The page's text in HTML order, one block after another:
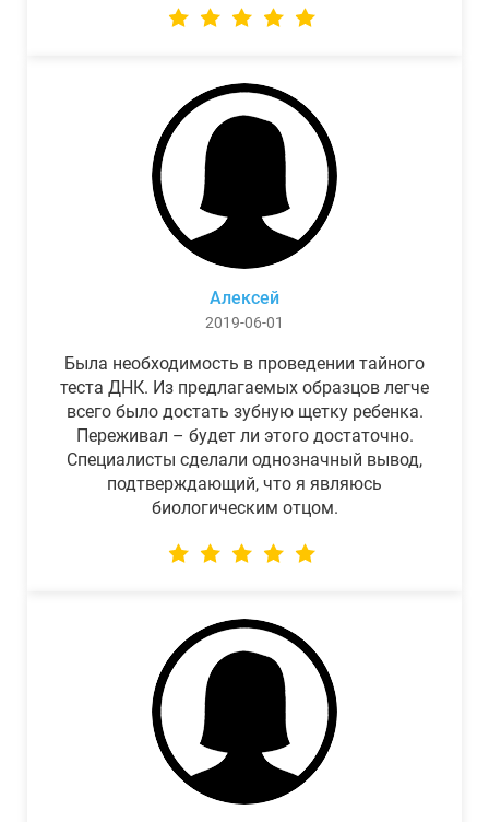
Алексей
2019-06-01
Была необходимость в проведении тайного
теста ДНК. Из предлагаемых образцов легче
всего было достать зубную щетку ребенка.
Переживал – будет ли этого достаточно.
Специалисты сделали однозначный вывод,
подтверждающий, что я являюсь
биологическим отцом.